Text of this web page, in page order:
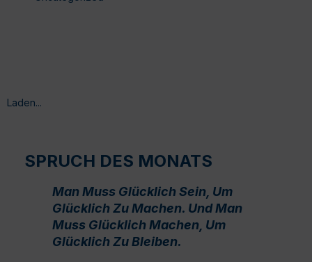
Laden...
SPRUCH DES MONATS
Man Muss Glücklich Sein, Um
Glücklich Zu Machen. Und Man
Muss Glücklich Machen, Um
Glücklich Zu Bleiben.